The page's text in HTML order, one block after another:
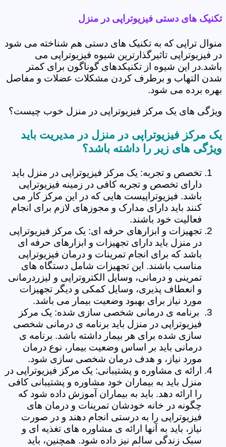
تکنیک های دستی فیزیوتراپی در منزل
منوال تراپی که به تکنیک های دستی هم شناخته می شود
در فیزیوتراپی تاثیرگذارترین شیوه فیزیوتراپی می
باشد.در این شیوه از تکنیکدهای گوناگون برای کمتر
شدن التهاب و برطرف کردن مشکلات عضلات و مفاصل
بهره برده می شود.
ویژگی های یک مرکز فیزیوتراپی در منزل خوب چیست؟
یک مرکز فیزیوتراپی در منزل در مدیریت باید
ویژگی های زیر را داشته باشد؟
تخصص و تجربه: یک مرکز فیزیوتراپی در منزل باید
دارای تخصص و تجربه کافی در زمینه فیزیوتراپی
باشد. فیزیوتراپیست هایی که در این مرکز کار می
کنند باید دارای مدارک و مجوزهای لازم برای انجام
فعالیت خود باشند.
تجهیزات و ابزارهای حرفه ای: یک مرکز فیزیوتراپی
در منزل باید دارای تجهیزات و ابزارهای حرفه ای
باشد که برای انجام تمرینات و درمان فیزیوتراپی
مناسب باشند. این تجهیزات شامل دستگاه های
تمرینی و درمانی، وسایل الکتروتراپی و لیزردرمانی
و انعطاف پذیری، وسایل کمکی و دیگر تجهیزات
مورد نیاز برای بهبود وضعیت بیمار می باشد.
برنامه ی درمانی شخصی سازی شده: یک مرکز
فیزیوتراپی در منزل باید برنامه ی درمانی شخصی
سازی شده برای هر بیمار داشته باشد. برنامه ی
درمانی باید بر اساس وضعیت بیمار، نوع درمان
مورد نیاز، و هدف درمان شخصی سازی شود.
ارائه ی مشاوره و پشتیبانی: یک مرکز فیزیوتراپی در
منزل باید به بیماران خود مشاوره و پشتیبانی کافی
را ارائه دهد. باید به بیماران آموزش داده شود که
چگونه در خانه خودشان تمرینات و درمان های
فیزیوتراپی را به درستی انجام دهند و در صورت
نیاز، باید به آنها ارائه ی مشاوره های تغذیه ای و
سبک زندگی سالم نیز داده شود. همچنین، باید